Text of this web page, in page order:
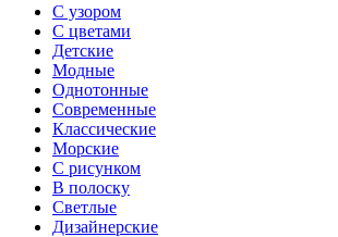
С узором
С цветами
Детские
Модные
Однотонные
Современные
Классические
Морские
С рисунком
В полоску
Светлые
Дизайнерские